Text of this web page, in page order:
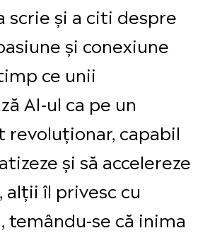
scrie și a citi despre
și conexiune
ce unii
AI-ul ca pe un
capabil
și să accelereze
alții îl privesc cu
temându-se că inima